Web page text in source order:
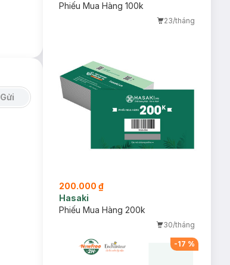
Gửi
Phiếu Mua Hàng 100k
23/tháng
200.000 ₫
Hasaki
Phiếu Mua Hàng 200k
30/tháng
-17 %